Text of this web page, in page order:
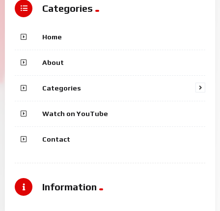
Categories
Home
About
Categories
Watch on YouTube
Contact
Information